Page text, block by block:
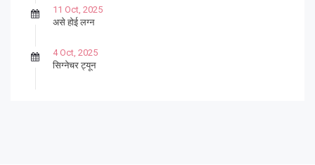
11 Oct, 2025
असे होई लग्न
4 Oct, 2025
सिग्नेचर ट्यून